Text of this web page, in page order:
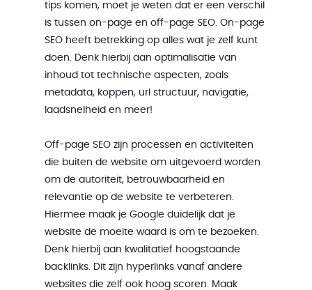
tips komen, moet je weten dat er een verschil
is tussen on-page en off-page SEO. On-page
SEO heeft betrekking op alles wat je zelf kunt
doen. Denk hierbij aan optimalisatie van
inhoud tot technische aspecten, zoals
metadata, koppen, url structuur, navigatie,
laadsnelheid en meer!
Off-page SEO zijn processen en activiteiten
die buiten de website om uitgevoerd worden
om de autoriteit, betrouwbaarheid en
relevantie op de website te verbeteren.
Hiermee maak je Google duidelijk dat je
website de moeite waard is om te bezoeken.
Denk hierbij aan kwalitatief hoogstaande
backlinks. Dit zijn hyperlinks vanaf andere
websites die zelf ook hoog scoren. Maak